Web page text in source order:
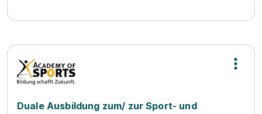
Duale Ausbildung zum/ zur Sport- und